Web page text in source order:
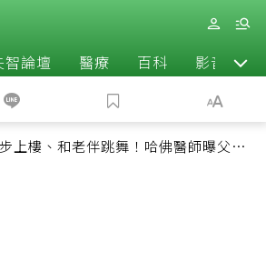
智論壇 醫療 百科 影音
上樓、和老伴跳舞！哈佛醫師曝父親